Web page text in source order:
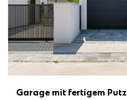
Garage mit fertigem Putz